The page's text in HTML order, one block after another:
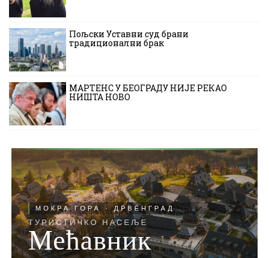
Пољски Уставни суд брани
традиционални брак
МАРТЕНС У БЕОГРАДУ НИЈЕ РЕКАО
НИШТА НОВО